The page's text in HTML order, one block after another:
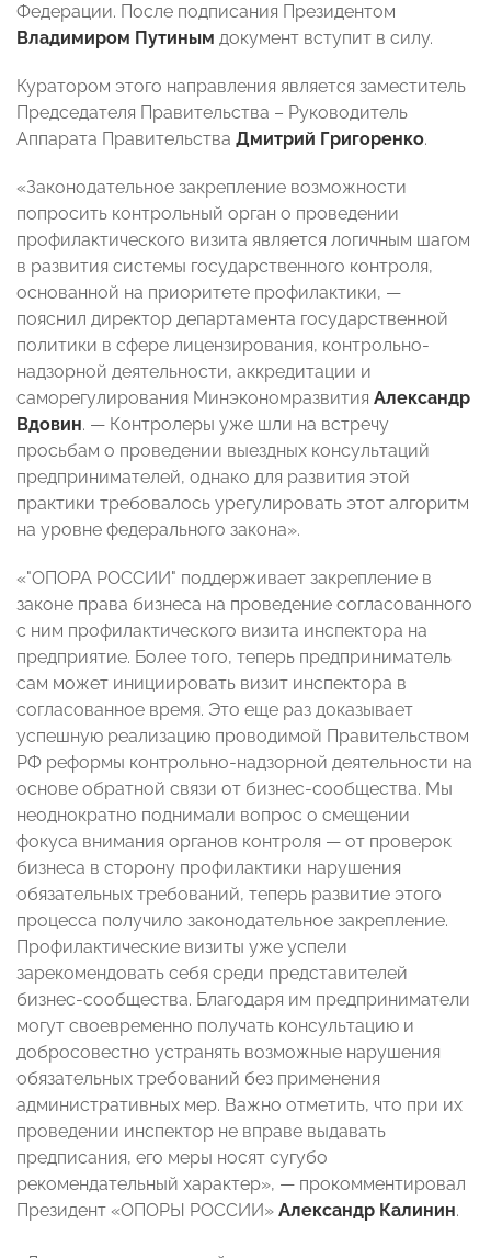
Федерации. После подписания Президентом
Владимиром Путиным документ вступит в силу.
Куратором этого направления является заместитель
Председателя Правительства – Руководитель
Аппарата Правительства Дмитрий Григоренко.
«Законодательное закрепление возможности
попросить контрольный орган о проведении
профилактического визита является логичным шагом
в развития системы государственного контроля,
основанной на приоритете профилактики, —
пояснил директор департамента государственной
политики в сфере лицензирования, контрольно-
надзорной деятельности, аккредитации и
саморегулирования Минэкономразвития Александр
Вдовин. — Контролеры уже шли на встречу
просьбам о проведении выездных консультаций
предпринимателей, однако для развития этой
практики требовалось урегулировать этот алгоритм
на уровне федерального закона».
«"ОПОРА РОССИИ" поддерживает закрепление в
законе права бизнеса на проведение согласованного
с ним профилактического визита инспектора на
предприятие. Более того, теперь предприниматель
сам может инициировать визит инспектора в
согласованное время. Это еще раз доказывает
успешную реализацию проводимой Правительством
РФ реформы контрольно-надзорной деятельности на
основе обратной связи от бизнес-сообщества. Мы
неоднократно поднимали вопрос о смещении
фокуса внимания органов контроля — от проверок
бизнеса в сторону профилактики нарушения
обязательных требований, теперь развитие этого
процесса получило законодательное закрепление.
Профилактические визиты уже успели
зарекомендовать себя среди представителей
бизнес-сообщества. Благодаря им предприниматели
могут своевременно получать консультацию и
добросовестно устранять возможные нарушения
обязательных требований без применения
административных мер. Важно отметить, что при их
проведении инспектор не вправе выдавать
предписания, его меры носят сугубо
рекомендательный характер», — прокомментировал
Президент «ОПОРЫ РОССИИ» Александр Калинин.